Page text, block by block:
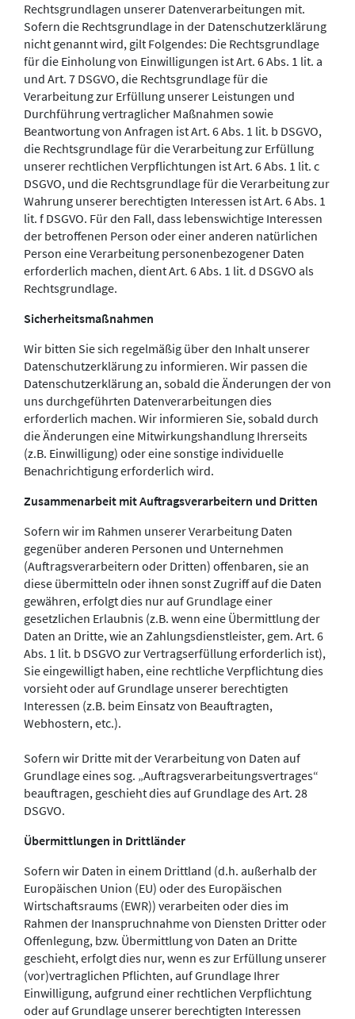
Rechtsgrundlagen unserer Datenverarbeitungen mit.
Sofern die Rechtsgrundlage in der Datenschutzerklärung
nicht genannt wird, gilt Folgendes: Die Rechtsgrundlage
für die Einholung von Einwilligungen ist Art. 6 Abs. 1 lit. a
und Art. 7 DSGVO, die Rechtsgrundlage für die
Verarbeitung zur Erfüllung unserer Leistungen und
Durchführung vertraglicher Maßnahmen sowie
Beantwortung von Anfragen ist Art. 6 Abs. 1 lit. b DSGVO,
die Rechtsgrundlage für die Verarbeitung zur Erfüllung
unserer rechtlichen Verpflichtungen ist Art. 6 Abs. 1 lit. c
DSGVO, und die Rechtsgrundlage für die Verarbeitung zur
Wahrung unserer berechtigten Interessen ist Art. 6 Abs. 1
lit. f DSGVO. Für den Fall, dass lebenswichtige Interessen
der betroffenen Person oder einer anderen natürlichen
Person eine Verarbeitung personenbezogener Daten
erforderlich machen, dient Art. 6 Abs. 1 lit. d DSGVO als
Rechtsgrundlage.
Sicherheitsmaßnahmen
Wir bitten Sie sich regelmäßig über den Inhalt unserer
Datenschutzerklärung zu informieren. Wir passen die
Datenschutzerklärung an, sobald die Änderungen der von
uns durchgeführten Datenverarbeitungen dies
erforderlich machen. Wir informieren Sie, sobald durch
die Änderungen eine Mitwirkungshandlung Ihrerseits
(z.B. Einwilligung) oder eine sonstige individuelle
Benachrichtigung erforderlich wird.
Zusammenarbeit mit Auftragsverarbeitern und Dritten
Sofern wir im Rahmen unserer Verarbeitung Daten
gegenüber anderen Personen und Unternehmen
(Auftragsverarbeitern oder Dritten) offenbaren, sie an
diese übermitteln oder ihnen sonst Zugriff auf die Daten
gewähren, erfolgt dies nur auf Grundlage einer
gesetzlichen Erlaubnis (z.B. wenn eine Übermittlung der
Daten an Dritte, wie an Zahlungsdienstleister, gem. Art. 6
Abs. 1 lit. b DSGVO zur Vertragserfüllung erforderlich ist),
Sie eingewilligt haben, eine rechtliche Verpflichtung dies
vorsieht oder auf Grundlage unserer berechtigten
Interessen (z.B. beim Einsatz von Beauftragten,
Webhostern, etc.).
Sofern wir Dritte mit der Verarbeitung von Daten auf
Grundlage eines sog. „Auftragsverarbeitungsvertrages“
beauftragen, geschieht dies auf Grundlage des Art. 28
DSGVO.
Übermittlungen in Drittländer
Sofern wir Daten in einem Drittland (d.h. außerhalb der
Europäischen Union (EU) oder des Europäischen
Wirtschaftsraums (EWR)) verarbeiten oder dies im
Rahmen der Inanspruchnahme von Diensten Dritter oder
Offenlegung, bzw. Übermittlung von Daten an Dritte
geschieht, erfolgt dies nur, wenn es zur Erfüllung unserer
(vor)vertraglichen Pflichten, auf Grundlage Ihrer
Einwilligung, aufgrund einer rechtlichen Verpflichtung
oder auf Grundlage unserer berechtigten Interessen